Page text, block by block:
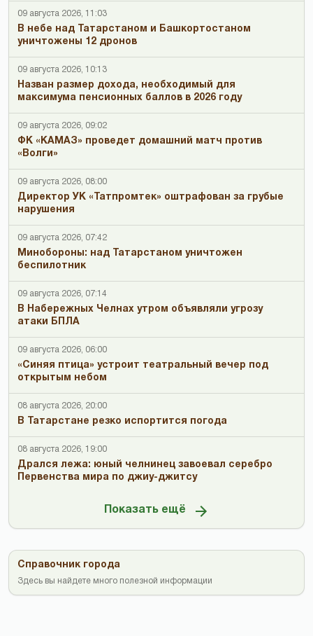
09 августа 2026, 11:03
В небе над Татарстаном и Башкортостаном
уничтожены 12 дронов
09 августа 2026, 10:13
Назван размер дохода, необходимый для
максимума пенсионных баллов в 2026 году
09 августа 2026, 09:02
ФК «КАМАЗ» проведет домашний матч против
«Волги»
09 августа 2026, 08:00
Директор УК «Татпромтек» оштрафован за грубые
нарушения
09 августа 2026, 07:42
Минобороны: над Татарстаном уничтожен
беспилотник
09 августа 2026, 07:14
В Набережных Челнах утром объявляли угрозу
атаки БПЛА
09 августа 2026, 06:00
«Синяя птица» устроит театральный вечер под
открытым небом
08 августа 2026, 20:00
В Татарстане резко испортится погода
08 августа 2026, 19:00
Дрался лежа: юный челнинец завоевал серебро
Первенства мира по джиу-джитсу
Показать ещё
Справочник города
Здесь вы найдете много полезной информации